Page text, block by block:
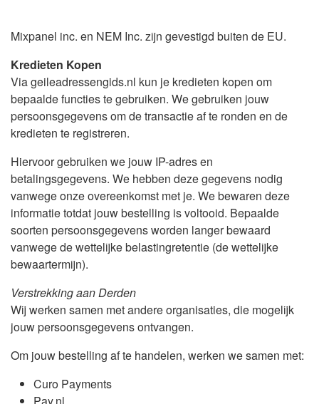
Mixpanel inc. en NEM Inc. zijn gevestigd buiten de EU.
Kredieten Kopen
Via geileadressengids.nl kun je kredieten kopen om
bepaalde functies te gebruiken. We gebruiken jouw
persoonsgegevens om de transactie af te ronden en de
kredieten te registreren.
Hiervoor gebruiken we jouw IP-adres en
betalingsgegevens. We hebben deze gegevens nodig
vanwege onze overeenkomst met je. We bewaren deze
informatie totdat jouw bestelling is voltooid. Bepaalde
soorten persoonsgegevens worden langer bewaard
vanwege de wettelijke belastingretentie (de wettelijke
bewaartermijn).
Verstrekking aan Derden
Wij werken samen met andere organisaties, die mogelijk
jouw persoonsgegevens ontvangen.
Om jouw bestelling af te handelen, werken we samen met:
Curo Payments